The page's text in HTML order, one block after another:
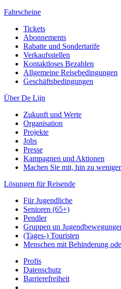
Fahrscheine
Tickets
Abonnements
Rabatte und Sondertarife
Verkaufsstellen
Kontaktloses Bezahlen
Allgemeine Reisebedingungen
Geschäftsbedingungen
Über De Lijn
Zukunft und Werte
Organisation
Projekte
Jobs
Presse
Kampagnen und Aktionen
Machen Sie mit, hin zu
Lösungen für Reisende
Für Jugendliche
Senioren (65+)
Pendler
Gruppen un
(Tages-) Touristen
Menschen mit Behinderung
Profis
Datenschutz
Barrierefreiheit